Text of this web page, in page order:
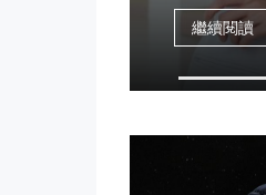
繼續閱讀